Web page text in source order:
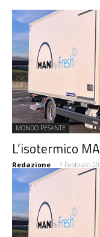
MONDO PESANTE
L’isotermico
Redazione - 1 Febbraio